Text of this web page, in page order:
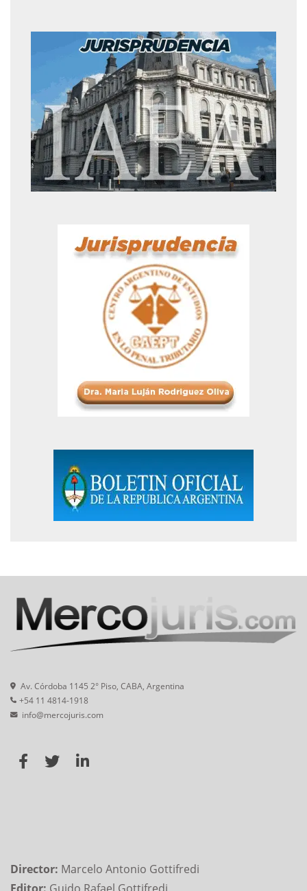
Av. Córdoba 1145 2° Piso, CABA, Argentina
+54 11 4814-1918
info@mercojuris.com
Director: Marcelo Antonio Gottifredi